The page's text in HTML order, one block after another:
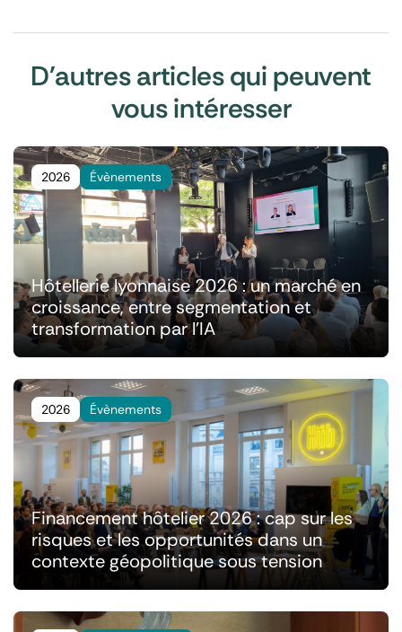
D'autres articles qui peuvent
vous intéresser
2026 Évènements
Hôtellerie lyonnaise 2026 : un marché en
croissance, entre segmentation et
transformation par l'IA
2026 Évènements
Financement hôtelier 2026 : cap sur les
risques et les opportunités dans un
contexte géopolitique sous tension